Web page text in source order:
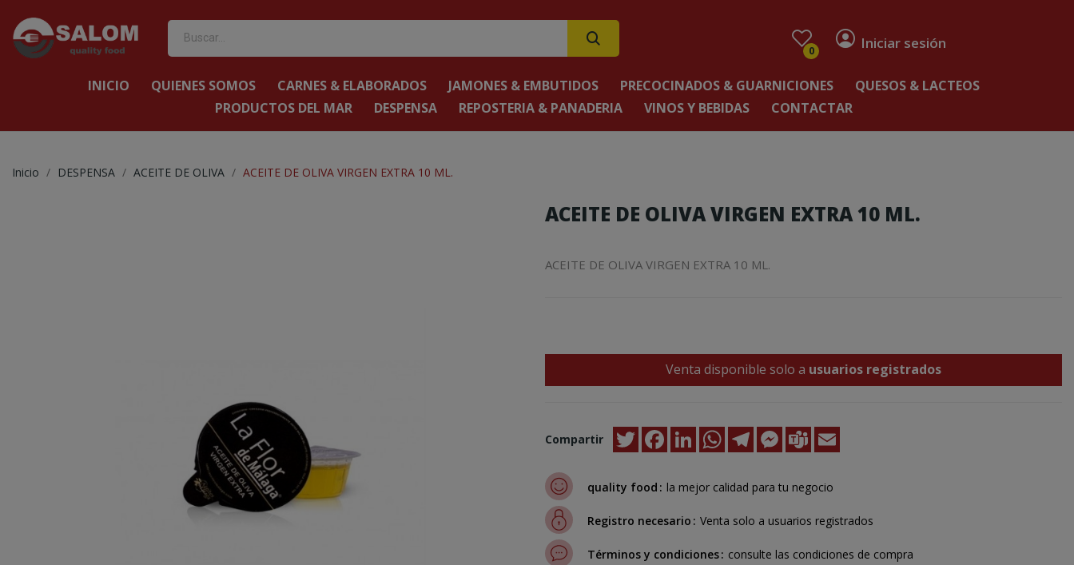
0 Iniciar sesión
INICIO QUIENES SOMOS CARNES & ELABORADOS JAMONES & EMBUTIDOS PRECOCINADOS & GUARNICIONES
QUESOS & LACTEOS
PRODUCTOS DEL MAR
DESPENSA REPOSTERIA & PANADERIA VINOS Y BEBIDAS CONTACTAR
Inicio DESPENSA ACEITE DE OLIVA ACEITE DE OLIVA VIRGEN EXTRA 10 ML.
ACEITE DE OLIVA VIRGEN EXTRA 10 ML.
ACEITE DE OLIVA VIRGEN EXTRA 10 ML.
Venta disponible solo a usuarios registrados
Compartir TwitterFacebookLinkedInWhatsAppTelegramMessenger
Teams
quality food la mejor calidad para tu negocio
Registro necesario Venta solo a usuarios registrados
Términos y condiciones consulte las condiciones de compra